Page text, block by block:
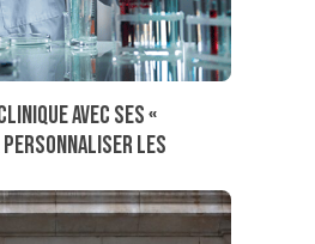
avec ses «
personnaliser les